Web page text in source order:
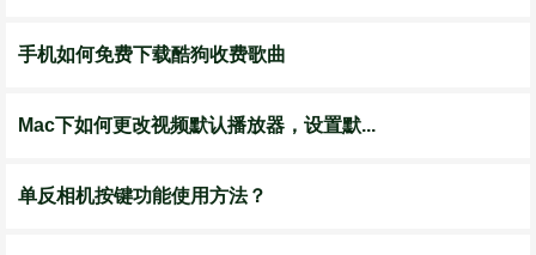
手机如何免费下载酷狗收费歌曲
Mac下如何更改视频默认播放器，设置默...
单反相机按键功能使用方法？